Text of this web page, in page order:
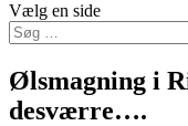
Vælg en side
Ølsmagning i
desværre….